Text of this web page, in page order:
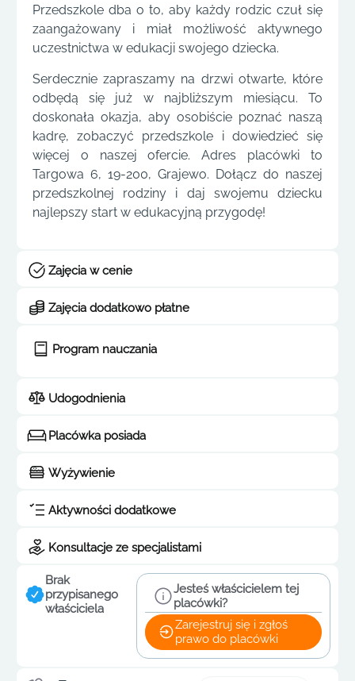
Przedszkole dba o to, aby każdy rodzic czuł się
zaangażowany i miał możliwość aktywnego
uczestnictwa w edukacji swojego dziecka.
Serdecznie zapraszamy na drzwi otwarte, które
odbędą się już w najbliższym miesiącu. To
doskonała okazja, aby osobiście poznać naszą
kadrę, zobaczyć przedszkole i dowiedzieć się
więcej o naszej ofercie. Adres placówki to
Targowa 6, 19-200, Grajewo. Dołącz do naszej
przedszkolnej rodziny i daj swojemu dziecku
najlepszy start w edukacyjną przygodę!
Zajęcia w cenie
Zajęcia dodatkowo płatne
Program nauczania
Udogodnienia
Placówka posiada
Wyżywienie
Aktywności dodatkowe
Konsultacje ze specjalistami
Brak
przypisanego
właściciela
Jesteś właścicielem tej
placówki?
Zarejestruj się i zgłoś
prawo do placówki